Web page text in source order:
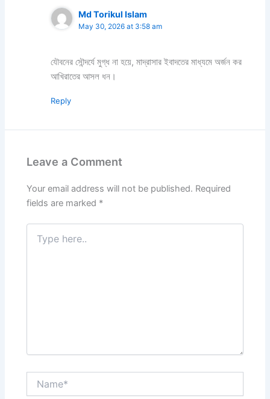
Md Torikul Islam
May 30, 2026 at 3:58 am
যৌবনের সৌন্দর্যে মুগ্ধ না হয়ে, মাদ্রাসার ইবাদতের মাধ্যমে অর্জন কর
আখিরাতের আসল ধন।
Reply
Leave a Comment
Your email address will not be published. Required
fields are marked *
Type
here..